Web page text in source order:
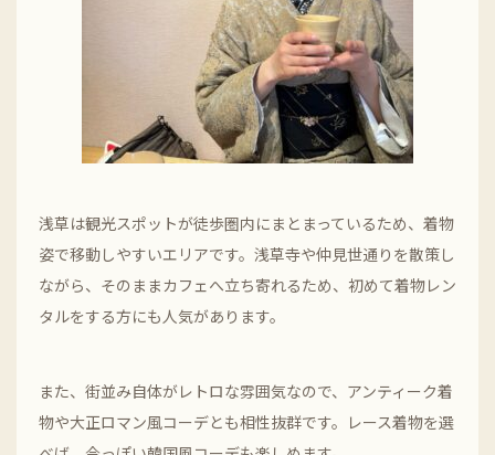
浅草は観光スポットが徒歩圏内にまとまっているため、着物
姿で移動しやすいエリアです。浅草寺や仲見世通りを散策し
ながら、そのままカフェへ立ち寄れるため、初めて着物レン
タルをする方にも人気があります。
また、街並み自体がレトロな雰囲気なので、アンティーク着
物や大正ロマン風コーデとも相性抜群です。レース着物を選